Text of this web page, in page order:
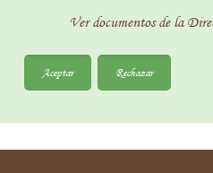
Ver documentos de la
Aceptar Rechazar